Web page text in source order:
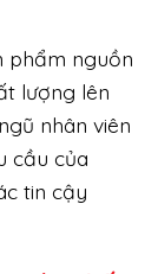
phẩm nguồn
lượng lên
nhân viên
cầu của
tin cậy